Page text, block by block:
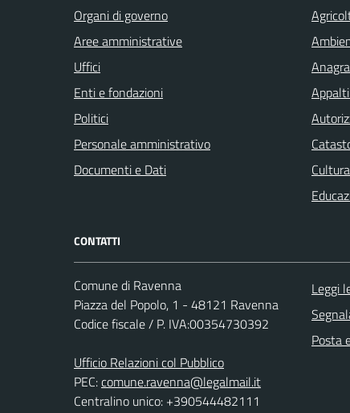
Organi di governo
Aree amministrative
Uffici
Enti e fondazioni
Politici
Personale amministrativo
Documenti e Dati
CONTATTI
Comune di Ravenna
Piazza del Popolo, 1 - 48121 Ravenna
Codice fiscale / P. IVA:00354730392
Ufficio Relazioni col Pubblico
PEC:comune.ravenna@legalmail.it
Centralino unico: +390544482111
Leggi
Posta